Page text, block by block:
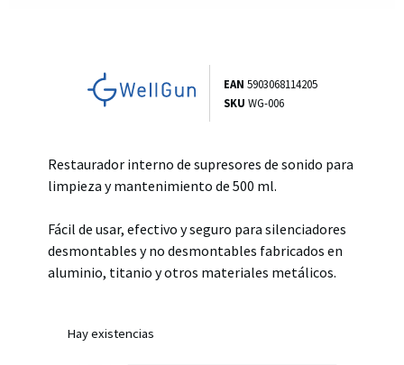
EAN 5903068114205
SKU WG-006
Restaurador interno de supresores de sonido para
limpieza y mantenimiento de 500 ml.
Fácil de usar, efectivo y seguro para silenciadores
desmontables y no desmontables fabricados en
aluminio, titanio y otros materiales metálicos.
Hay existencias